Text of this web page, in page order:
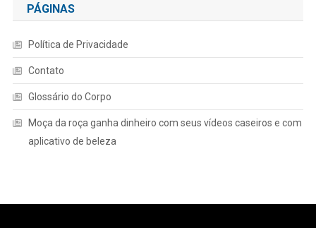
PÁGINAS
Política de Privacidade
Contato
Glossário do Corpo
Moça da roça ganha dinheiro com seus vídeos caseiros e com
aplicativo de beleza